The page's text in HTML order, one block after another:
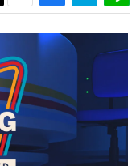
さんに取材し、ゲームが
要なトピック・タイト
ンタビューや識者による
できる決定版！
イターの青春〜
られるマンガ家・田中圭
マンガです。